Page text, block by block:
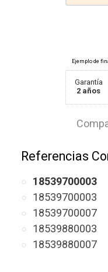
Garantía
2 años
Referencias
18539700003
18539700003
18539700007
18539880003
18539880007